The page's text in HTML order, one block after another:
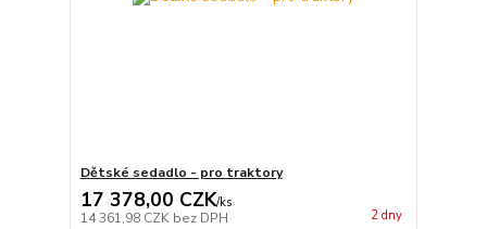
Dětské sedadlo - pro traktory
17 378,00 CZK/ks
14 361,98 CZK bez DPH 2 dny